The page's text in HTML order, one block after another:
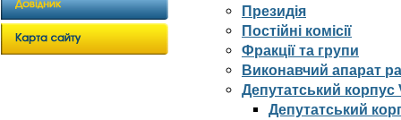
Президія
Постійні комісії
Фракції та групи
Виконавчий апарат
Депутатський корпус
Депутатський